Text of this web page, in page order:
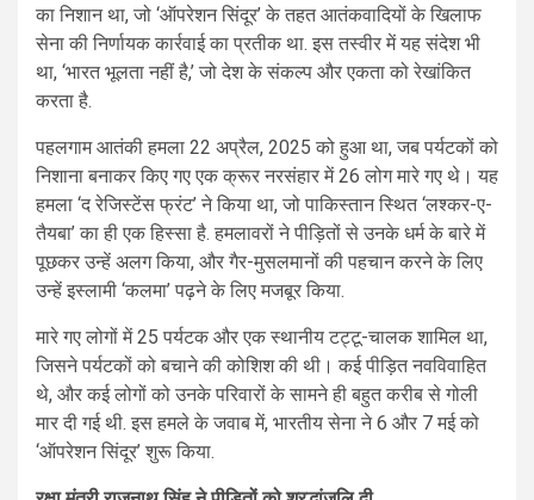
का निशान था, जो ‘ऑपरेशन सिंदूर’ के तहत आतंकवादियों के खिलाफ
सेना की निर्णायक कार्रवाई का प्रतीक था. इस तस्वीर में यह संदेश भी
था, ‘भारत भूलता नहीं है,’ जो देश के संकल्प और एकता को रेखांकित
करता है.
पहलगाम आतंकी हमला 22 अप्रैल, 2025 को हुआ था, जब पर्यटकों को
निशाना बनाकर किए गए एक क्रूर नरसंहार में 26 लोग मारे गए थे। यह
हमला ‘द रेजिस्टेंस फ्रंट’ ने किया था, जो पाकिस्तान स्थित ‘लश्कर-ए-
तैयबा’ का ही एक हिस्सा है. हमलावरों ने पीड़ितों से उनके धर्म के बारे में
पूछकर उन्हें अलग किया, और गैर-मुसलमानों की पहचान करने के लिए
उन्हें इस्लामी ‘कलमा’ पढ़ने के लिए मजबूर किया.
मारे गए लोगों में 25 पर्यटक और एक स्थानीय टट्टू-चालक शामिल था,
जिसने पर्यटकों को बचाने की कोशिश की थी। कई पीड़ित नवविवाहित
थे, और कई लोगों को उनके परिवारों के सामने ही बहुत करीब से गोली
मार दी गई थी. इस हमले के जवाब में, भारतीय सेना ने 6 और 7 मई को
‘ऑपरेशन सिंदूर’ शुरू किया.